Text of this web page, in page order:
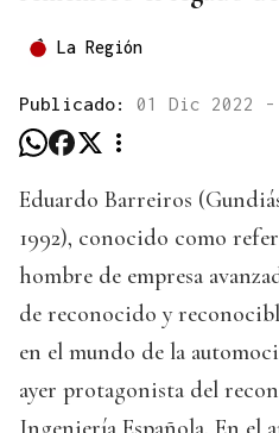
La Región
Publicado: 01 Dic 2022 -
Eduardo Barreiros
1992), conocido como
hombre de empresa
de reconocido y
en el mundo de la
ayer protagonista del